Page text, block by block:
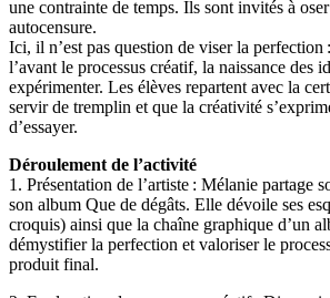
une contrainte de temps. Ils sont invités à
autocensure.
Ici, il n’est pas question de viser la perfection
l’avant le processus créatif, la naissance des
expérimenter. Les élèves repartent avec la
servir de tremplin et que la créativité
d’essayer.
Déroulement de l’activité
1. Présentation de l’artiste : Mélanie partage
son album Que de dégâts. Elle dévoile ses
croquis) ainsi que la chaîne graphique d’un
démystifier la perfection et valoriser le
produit final.